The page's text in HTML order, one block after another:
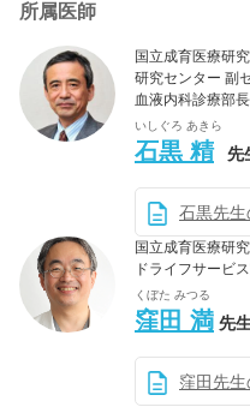
所属医師
国立成育医療研
研究センター 副
血液内科診療部長
いしぐろ あきら
石黒 精 先
石黒先
国立成育医療研
ドライフサービス
くぼた みつる
窪田 満 先生
窪田先